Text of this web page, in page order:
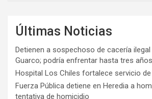
Últimas Noticias
Detienen a sospechoso de cacería ilegal
Guarco; podría enfrentar hasta tres
Hospital Los Chiles fortalece servicio
Fuerza Pública detiene en Heredia a
tentativa de homicidio